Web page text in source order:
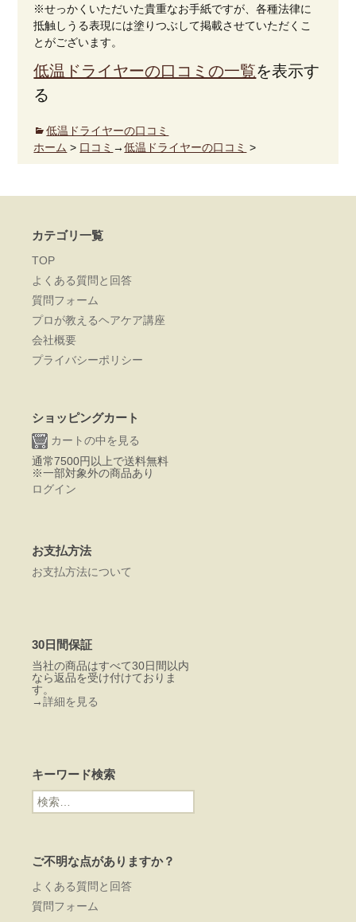
※せっかくいただいた貴重なお手紙ですが、各種法律に
抵触しうる表現には塗りつぶして掲載させていただくこ
とがございます。
低温ドライヤーの口コミの一覧を表示す
る
低温ドライヤーの口コミ
ホーム > 口コミ →低温ドライヤーの口コミ >
カテゴリ一覧
TOP
よくある質問と回答
質問フォーム
プロが教えるヘアケア講座
会社概要
プライバシーポリシー
ショッピングカート
カートの中を見る
通常7500円以上で送料無料
※一部対象外の商品あり
ログイン
お支払方法
お支払方法について
30日間保証
当社の商品はすべて30日間以内
なら返品を受け付けておりま
す。
→詳細を見る
キーワード検索
検
索:
ご不明な点がありますか？
よくある質問と回答
質問フォーム